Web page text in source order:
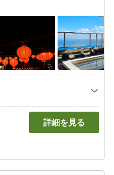
詳細を見る